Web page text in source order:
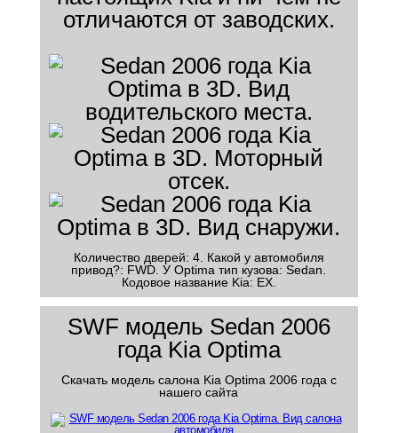
отличаются от заводских.
Количество дверей: 4. Какой у автомобиля
привод?: FWD. У Optima тип кузова: Sedan.
Кодовое название Kia: EX.
SWF модель Sedan 2006
года Kia Optima
Скачать модель салона Kia Optima 2006 года с
нашего сайта